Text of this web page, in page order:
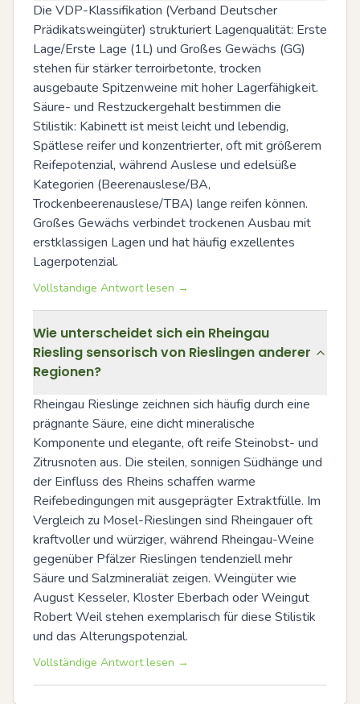
Die VDP-Klassifikation (Verband Deutscher
Prädikatsweingüter) strukturiert Lagenqualität: Erste
Lage/Erste Lage (1L) und Großes Gewächs (GG)
stehen für stärker terroirbetonte, trocken
ausgebaute Spitzenweine mit hoher Lagerfähigkeit.
Säure- und Restzuckergehalt bestimmen die
Stilistik: Kabinett ist meist leicht und lebendig,
Spätlese reifer und konzentrierter, oft mit größerem
Reifepotenzial, während Auslese und edelsüße
Kategorien (Beerenauslese/BA,
Trockenbeerenauslese/TBA) lange reifen können.
Großes Gewächs verbindet trockenen Ausbau mit
erstklassigen Lagen und hat häufig exzellentes
Lagerpotenzial.
Vollständige Antwort lesen →
Wie unterscheidet sich ein Rheingau
Riesling sensorisch von Rieslingen anderer
Regionen?
Rheingau Rieslinge zeichnen sich häufig durch eine
prägnante Säure, eine dicht mineralische
Komponente und elegante, oft reife Steinobst- und
Zitrusnoten aus. Die steilen, sonnigen Südhänge und
der Einfluss des Rheins schaffen warme
Reifebedingungen mit ausgeprägter Extraktfülle. Im
Vergleich zu Mosel-Rieslingen sind Rheingauer oft
kraftvoller und würziger, während Rheingau-Weine
gegenüber Pfälzer Rieslingen tendenziell mehr
Säure und Salzmineraliät zeigen. Weingüter wie
August Kesseler, Kloster Eberbach oder Weingut
Robert Weil stehen exemplarisch für diese Stilistik
und das Alterungspotenzial.
Vollständige Antwort lesen →